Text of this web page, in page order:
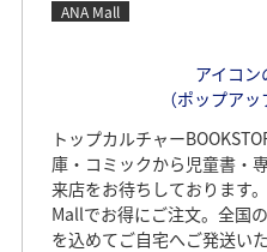
ANA Mall
アイコ
（ポップア
トップカルチャー
庫・コミックから児童書・
来店をお待ちしております
Mallでお得にご注文。全国
を込めてご自宅へご発送いた